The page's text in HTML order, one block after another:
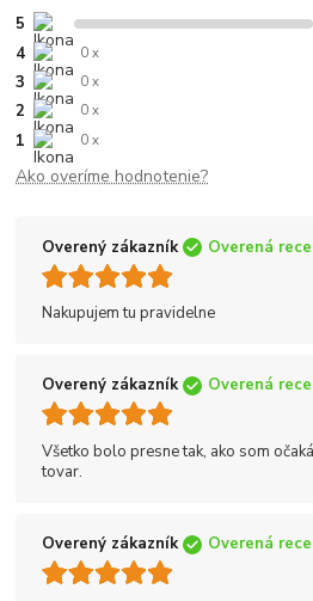
5
4 0 x
3 0 x
2 0 x
1 0 x
Ako overíme hodnotenie?
Overený zákazník Overená
Nakupujem tu pravidelne
Overený zákazník Overená
Všetko bolo presne tak, ako som
tovar.
Overený zákazník Overená